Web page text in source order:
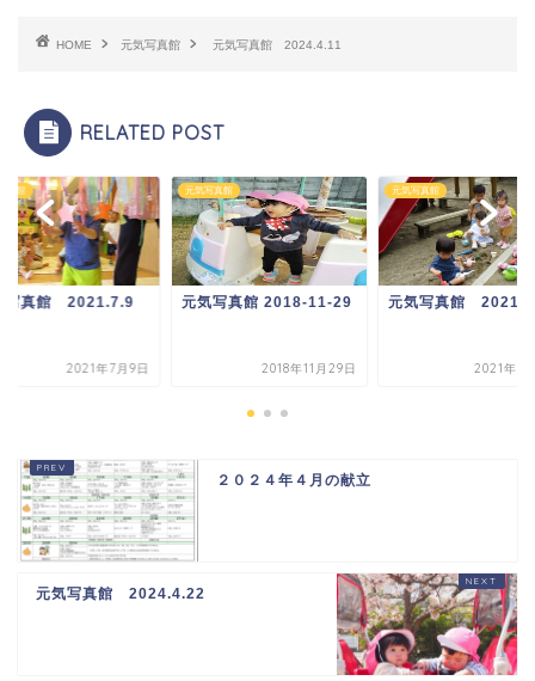
HOME 元気写真館 元気写真館 2024.4.11
RELATED POST
真館
写真館 2021.7.9
2021年7月9日
元気写真館
元気写真館 2018-11-29
2018年11月29日
元気写真館
元気写真館
2021年9
２０２４年４月の献立
元気写真館 2024.4.22